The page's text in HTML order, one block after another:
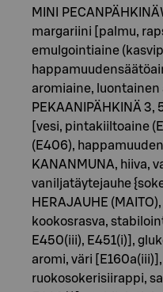
MINI
margariini [palmu,
emulgointiaine
aromiaine,
PEKAANIPÄHKINÄ 3,
[vesi, pintakiiltoaine
(E406),
KANANMUNA, hiiva,
vaniljatäytejauhe
HERAJAUHE
kookosrasva,
E450(iii), E451(i)],
aromi, väri [E160a(iii)],
ruokosokerisiirappi,